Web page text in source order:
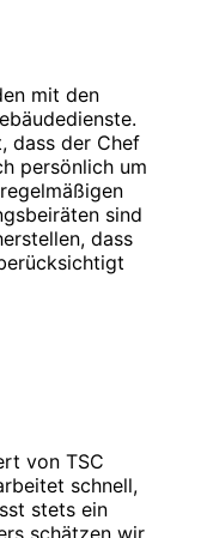
mit den
dass der Chef
persönlich um
sind
dass
von TSC
schnell,
stets ein
schätzen wir